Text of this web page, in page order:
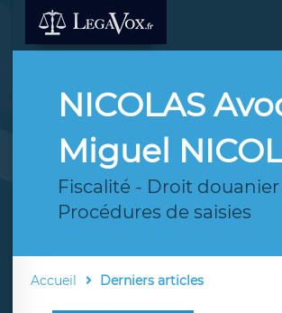
NICOLAS
Miguel
Fiscalité - Droit douanier
Procédures de saisies
Accueil Derniers articles